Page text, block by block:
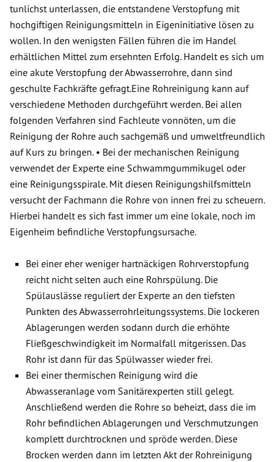
tunlichst unterlassen, die entstandene Verstopfung mit
hochgiftigen Reinigungsmitteln in Eigeninitiative lösen zu
wollen. In den wenigsten Fällen führen die im Handel
erhältlichen Mittel zum ersehnten Erfolg. Handelt es sich um
eine akute Verstopfung der Abwasserrohre, dann sind
geschulte Fachkräfte gefragt.Eine Rohreinigung kann auf
verschiedene Methoden durchgeführt werden. Bei allen
folgenden Verfahren sind Fachleute vonnöten, um die
Reinigung der Rohre auch sachgemäß und umweltfreundlich
auf Kurs zu bringen. • Bei der mechanischen Reinigung
verwendet der Experte eine Schwammgummikugel oder
eine Reinigungsspirale. Mit diesen Reinigungshilfsmitteln
versucht der Fachmann die Rohre von innen frei zu scheuern.
Hierbei handelt es sich fast immer um eine lokale, noch im
Eigenheim befindliche Verstopfungsursache.
Bei einer eher weniger hartnäckigen Rohrverstopfung
reicht nicht selten auch eine Rohrspülung. Die
Spülauslässe reguliert der Experte an den tiefsten
Punkten des Abwasserrohrleitungssystems. Die lockeren
Ablagerungen werden sodann durch die erhöhte
Fließgeschwindigkeit im Normalfall mitgerissen. Das
Rohr ist dann für das Spülwasser wieder frei.
Bei einer thermischen Reinigung wird die
Abwasseranlage vom Sanitärexperten still gelegt.
Anschließend werden die Rohre so beheizt, dass die im
Rohr befindlichen Ablagerungen und Verschmutzungen
komplett durchtrocknen und spröde werden. Diese
Brocken werden dann im letzten Akt der Rohreinigung